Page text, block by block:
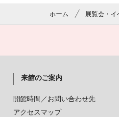
ホーム 展覧会・イ
来館のご案内
開館時間／お問い合わせ先
アクセスマップ